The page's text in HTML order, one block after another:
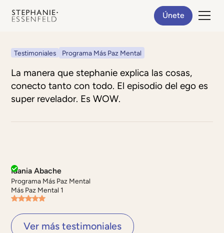
Únete
Testimoniales Programa Más Paz Mental
La manera que stephanie explica las cosas,
conecto tanto con todo. El episodio del ego es
super revelador. Es WOW.
Idania Abache
Programa Más Paz Mental
Más Paz Mental 1
Ver más testimoniales